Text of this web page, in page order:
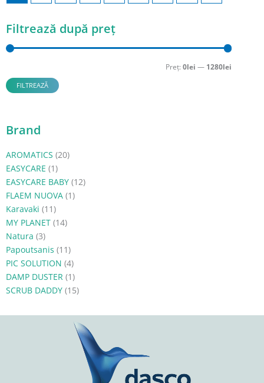
Filtrează după preț
minim
maxim
FILTREAZĂ
Preț:0lei — 1280lei
Brand
AROMATICS (20)
EASYCARE (1)
EASYCARE BABY (12)
FLAEM NUOVA (1)
Karavaki (11)
MY PLANET (14)
Natura (3)
Papoutsanis (11)
PIC SOLUTION (4)
DAMP DUSTER (1)
SCRUB DADDY (15)